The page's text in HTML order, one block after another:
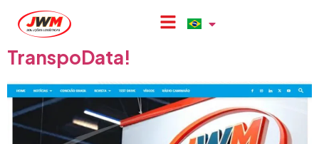
A JWM Soluções Logísticas foi
destaque em uma matéria da
TranspoData!